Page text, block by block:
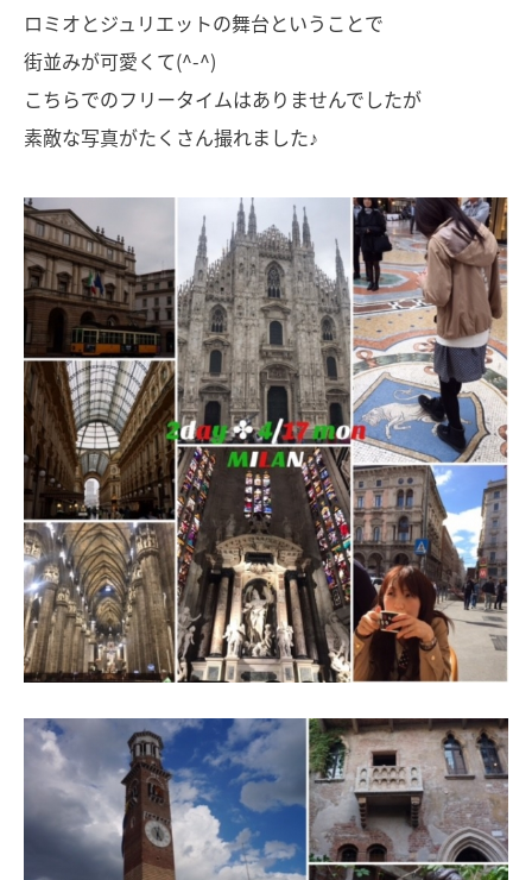
ロミオとジュリエットの舞台ということで
街並みが可愛くて(^-^)
こちらでのフリータイムはありませんでしたが
素敵な写真がたくさん撮れました♪